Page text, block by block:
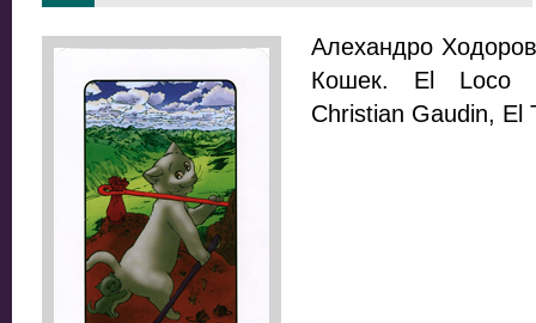
Алехандро
Кошек. El Loco
Christian Gaudin, El